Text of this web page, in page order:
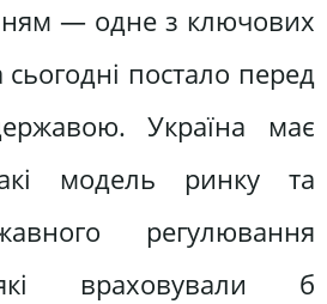
— одне з ключових
постало перед
Україна має
модель ринку та
регулювання
враховували б